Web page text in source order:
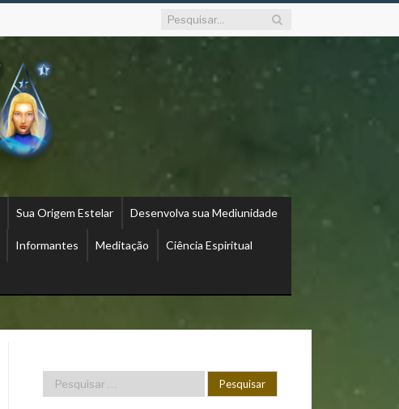
Sua Origem Estelar Desenvolva sua Mediunidade
Informantes Meditação Ciência Espiritual